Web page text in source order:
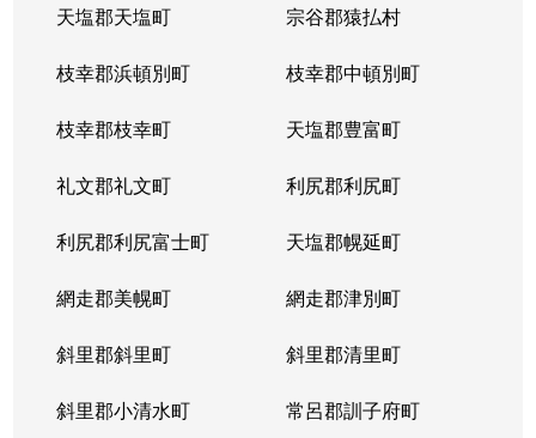
天塩郡天塩町 宗谷郡猿払村
枝幸郡浜頓別町 枝幸郡中頓別町
枝幸郡枝幸町 天塩郡豊富町
礼文郡礼文町 利尻郡利尻町
利尻郡利尻富士町 天塩郡幌延町
網走郡美幌町 網走郡津別町
斜里郡斜里町 斜里郡清里町
斜里郡小清水町 常呂郡訓子府町